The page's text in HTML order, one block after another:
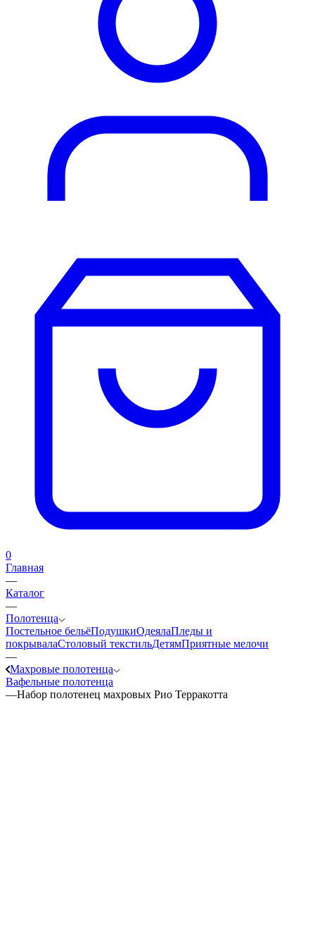
0
Главная
—
Каталог
—
Полотенца
Постельное бельёПодушкиОдеялаПледы и
покрывалаСтоловый текстильДетямПриятные мелочи
—
Махровые полотенца
Вафельные полотенца
—Набор полотенец махровых Рио Терракотта